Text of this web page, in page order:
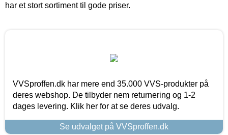
har et stort sortiment til gode priser.
VVSproffen.dk har mere end 35.000 VVS-produkter på
deres webshop. De tilbyder nem returnering og 1-2
dages levering. Klik her for at se deres udvalg.
Se udvalget på VVSproffen.dk